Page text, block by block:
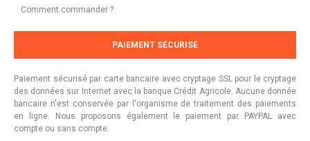
Comment commander ?
PAIEMENT SÉCURISÉ
Paiement sécurisé par carte bancaire avec cryptage SSL pour le cryptage
des données sur Internet avec la banque Crédit Agricole. Aucune donnée
bancaire n'est conservée par l'organisme de traitement des paiements
en ligne. Nous proposons également le paiement par PAYPAL avec
compte ou sans compte.